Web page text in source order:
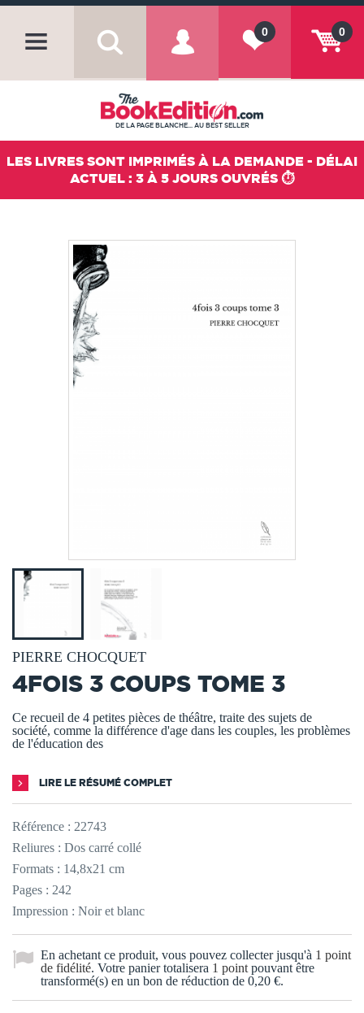
0
0
DE LA PAGE BLANCHE... AU BEST SELLER
LES LIVRES SONT IMPRIMÉS À LA DEMANDE - DÉLAI
ACTUEL : 3 À 5 JOURS OUVRÉS ⏱️
PIERRE CHOCQUET
4FOIS 3 COUPS TOME 3
Ce recueil de 4 petites pièces de théâtre, traite des sujets de
société, comme la différence d'age dans les couples, les problèmes
de l'éducation des
LIRE LE RÉSUMÉ COMPLET
Référence : 22743
Reliures : Dos carré collé
Formats : 14,8x21 cm
Pages : 242
Impression : Noir et blanc
En achetant ce produit, vous pouvez collecter jusqu'à 1 point
de fidélité. Votre panier totalisera 1 point pouvant être
transformé(s) en un bon de réduction de 0,20 €.